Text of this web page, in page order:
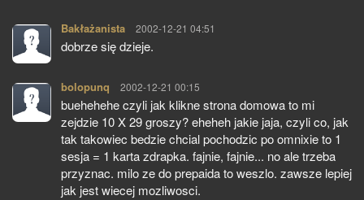
Bakłażanista pisze:
2002-12-21 04:51
dobrze się dzieje.
bolopunq pisze:
2002-12-21 00:15
buehehehe czyli jak klikne strona domowa to mi
zejdzie 10 X 29 groszy? eheheh jakie jaja, czyli co, jak
tak takowiec bedzie chcial pochodzic po omnixie to 1
sesja = 1 karta zdrapka. fajnie, fajnie... no ale trzeba
przyznac. milo ze do prepaida to weszlo. zawsze lepiej
jak jest wiecej mozliwosci.